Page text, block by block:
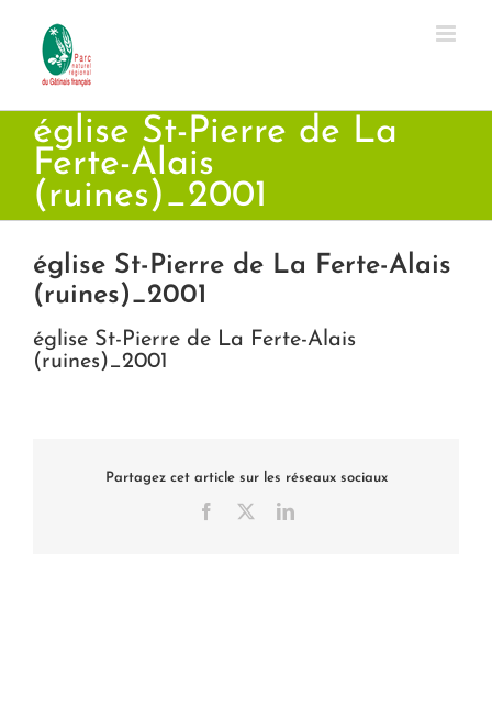
contenu
église St-Pierre de La
Ferte-Alais
(ruines)_2001
église St-Pierre de La Ferte-Alais
(ruines)_2001
église St-Pierre de La Ferte-Alais
(ruines)_2001
Partagez cet article sur les réseaux sociaux
Facebook LinkedIn